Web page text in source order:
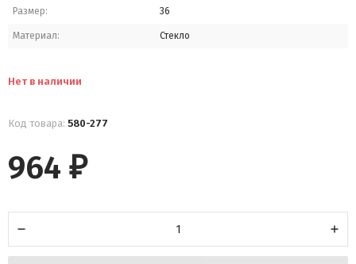
Размер: 36
Материал: Стекло
Нет в наличии
Код товара: 580-277
964 ₽